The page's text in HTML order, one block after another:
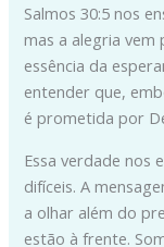
Salmos 30:5 nos
mas a alegria vem
essência da
entender que,
é prometida por
Essa verdade nos
difíceis. A
a olhar além do
estão à frente.